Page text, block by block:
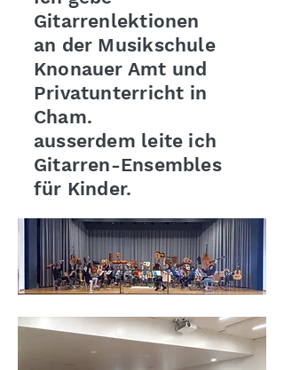
Gitarrenlektionen
an der Musikschule
Knonauer Amt und
Privatunterricht in
Cham.
ausserdem leite ich
Gitarren-Ensembles
für Kinder.